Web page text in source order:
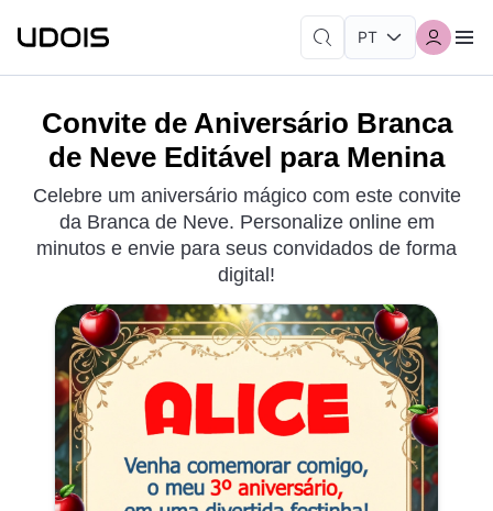
Convite de Aniversário Branca
de Neve Editável para Menina
Celebre um aniversário mágico com este convite
da Branca de Neve. Personalize online em
minutos e envie para seus convidados de forma
digital!